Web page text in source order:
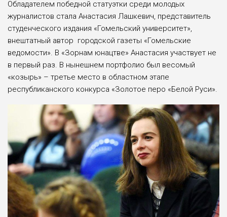
Обладателем победной статуэтки среди молодых
журналистов стала Анастасия Лашкевич, представитель
студенческого издания «Гомельский университет»,
внештатный автор городской газеты «Гомельские
ведомости». В «Зорнам юнацтве» Анастасия участвует не
в первый раз. В нынешнем портфолио был весомый
«козырь» – третье место в областном этапе
республиканского конкурса «Золотое перо «Белой Руси».